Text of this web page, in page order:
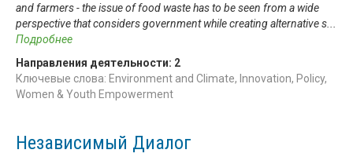
and farmers - the issue of food waste has to be seen from a wide
perspective that considers government while creating alternative s
Подробнее
Направления деятельности: 2
Ключевые слова: Environment and Climate, Innovation, Policy,
Women & Youth Empowerment
Независимый Диалог